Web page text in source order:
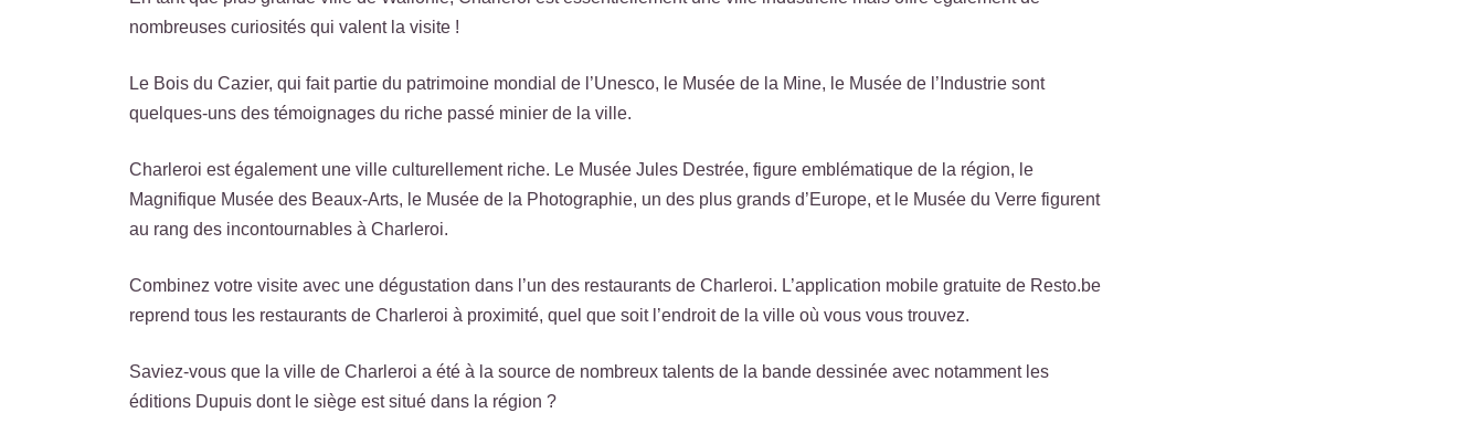
nombreuses curiosités qui valent la visite !
Le Bois du Cazier, qui fait partie du patrimoine mondial de l’Unesco, le Musée de la Mine, le Musée de l’Industrie sont
quelques-uns des témoignages du riche passé minier de la ville.
Charleroi est également une ville culturellement riche. Le Musée Jules Destrée, figure emblématique de la région, le
Magnifique Musée des Beaux-Arts, le Musée de la Photographie, un des plus grands d’Europe, et le Musée du Verre figurent
au rang des incontournables à Charleroi.
Combinez votre visite avec une dégustation dans l’un des restaurants de Charleroi. L’application mobile gratuite de Resto.be
reprend tous les restaurants de Charleroi à proximité, quel que soit l’endroit de la ville où vous vous trouvez.
Saviez-vous que la ville de Charleroi a été à la source de nombreux talents de la bande dessinée avec notamment les
éditions Dupuis dont le siège est situé dans la région ?